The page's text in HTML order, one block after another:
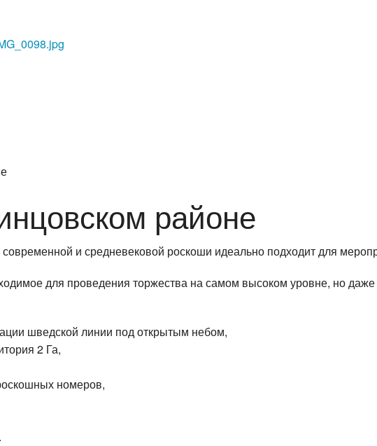
районе
и средневековой роскоши идеально подходит для
для проведения торжества на самом высоком уровне, но
шведской линии под открытым небом,
2 Га,
номеров,